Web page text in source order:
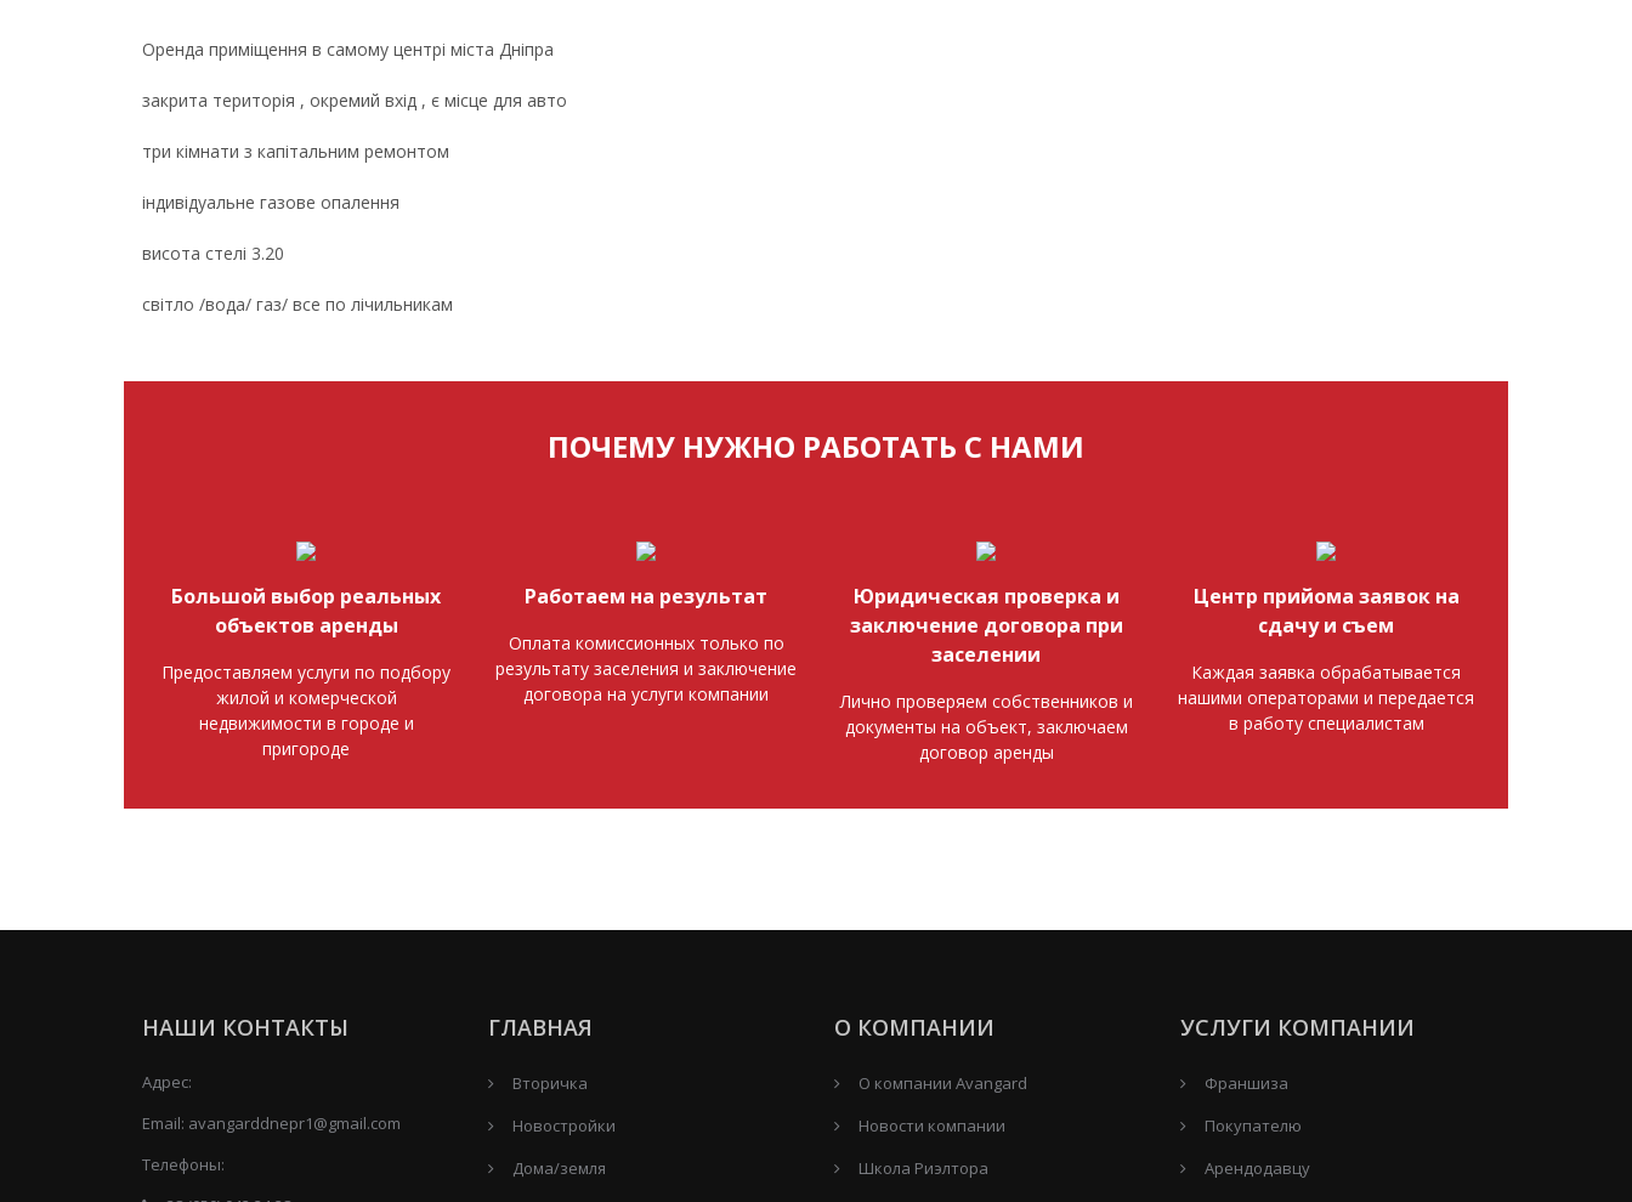
Оренда приміщення в самому центрі міста Дніпра
закрита територія , окремий вхід , є місце для авто
три кімнати з капітальним ремонтом
індивідуальне газове опалення
висота стелі 3.20
світло /вода/ газ/ все по лічильникам
ПОЧЕМУ НУЖНО РАБОТАТЬ С НАМИ
Большой выбор реальных
объектов аренды
Предоставляем услуги по подбору
жилой и комерческой
недвижимости в городе и
пригороде
Работаем на результат
Оплата комиссионных только по
результату заселения и заключение
договора на услуги компании
Юридическая проверка и
заключение договора при
заселении
Лично проверяем собственников и
документы на объект, заключаем
договор аренды
Центр прийома заявок на
сдачу и съем
Каждая заявка обрабатывается
нашими операторами и передается
в работу специалистам
НАШИ КОНТАКТЫ
Адрес:
Email: avangarddnepr1@gmail.com
Телефоны:
ГЛАВНАЯ
Вторичка
Новостройки
Дома/земля
О КОМПАНИИ
О компании Avangard
Новости компании
Школа Риэлтора
УСЛУГИ КОМПАНИИ
Франшиза
Покупателю
Арендодавцу